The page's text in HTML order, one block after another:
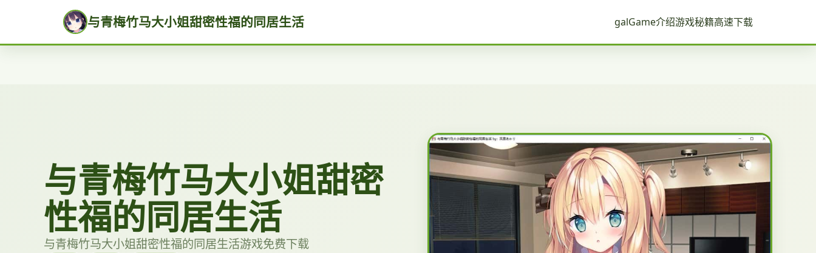
与青梅竹马大小姐甜密性福的同居生活 galGame介绍游戏秘籍高速下载
与青梅竹马大小姐甜密
性福的同居生活
与青梅竹马大小姐甜密性福的同居生活游戏免费下载